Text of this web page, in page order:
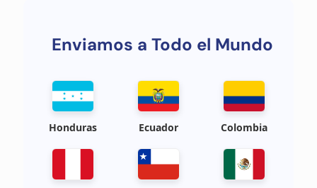
Enviamos a Todo el Mundo
Honduras Ecuador Colombia